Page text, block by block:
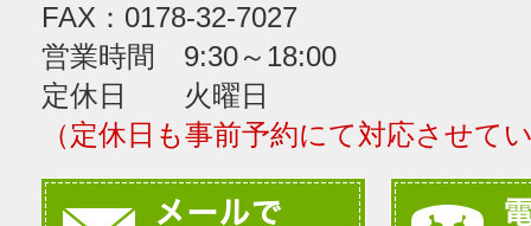
FAX：0178-32-7027
営業時間 9:30～18:00
定休日 火曜日
（定休日も事前予約にて対応させて